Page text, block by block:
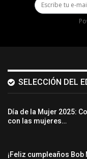
SELECCIÓN DEL
Día de la Mujer 2025:
con las mujeres…
¡Feliz cumpleaños Bob